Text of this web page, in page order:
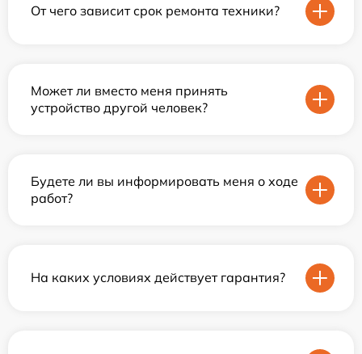
От чего зависит срок ремонта техники?
Может ли вместо меня принять
устройство другой человек?
Будете ли вы информировать меня о ходе
работ?
На каких условиях действует гарантия?